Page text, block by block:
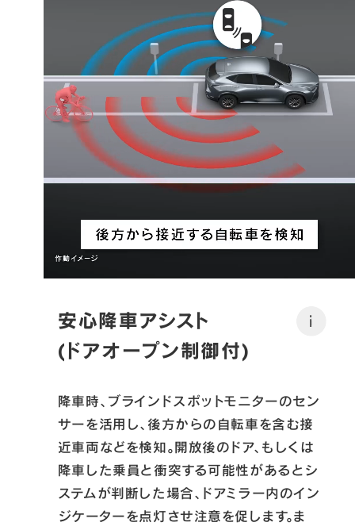
安心降車アシスト
(ドアオープン制御付)
i
降車時、ブラインドスポットモニターのセン
サーを活用し、後方からの自転車を含む接
近車両などを検知。開放後のドア、もしくは
降車した乗員と衝突する可能性があるとシ
ステムが判断した場合、ドアミラー内のイン
ジケーターを点灯させ注意を促します。ま